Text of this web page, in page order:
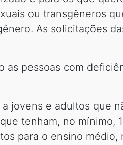
ou transgêneros
As solicitações
pessoas com
jovens e adultos que
tenham, no mínimo,
para o ensino médio,